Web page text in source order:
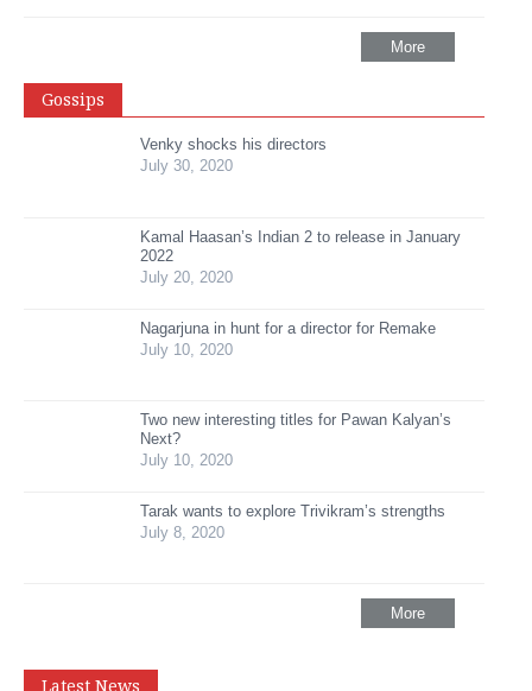
More
Gossips
Venky shocks his directors
July 30, 2020
Kamal Haasan’s Indian 2 to release in January
2022
July 20, 2020
Nagarjuna in hunt for a director for Remake
July 10, 2020
Two new interesting titles for Pawan Kalyan’s
Next?
July 10, 2020
Tarak wants to explore Trivikram’s strengths
July 8, 2020
More
Latest News